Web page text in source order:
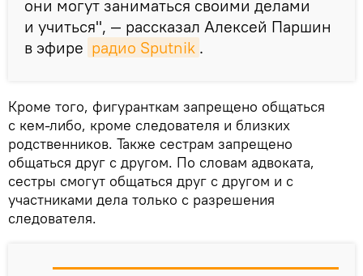
они могут заниматься своими делами
и учиться", — рассказал Алексей Паршин
в эфире радио Sputnik .
Кроме того, фигуранткам запрещено общаться
с кем-либо, кроме следователя и близких
родственников. Также сестрам запрещено
общаться друг с другом. По словам адвоката,
сестры смогут общаться друг с другом и с
участниками дела только с разрешения
следователя.